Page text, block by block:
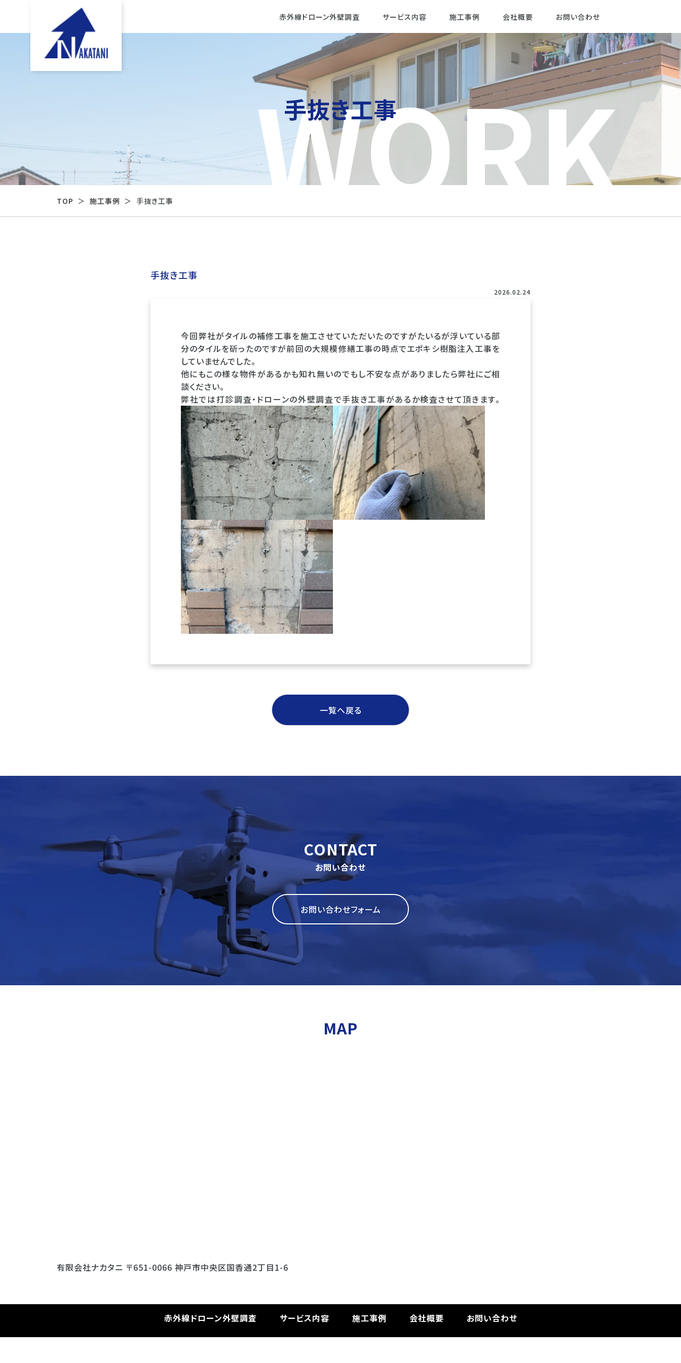
赤外線ドローン外壁調査 サービス内容 施工事例 会社概要 お問い合わせ
手抜き工事
WORK
TOP 施工事例 手抜き工事
手抜き工事
2026.02.24
今回弊社がタイルの補修工事を施工させていただいたのですがたいるが浮いている部
分のタイルを斫ったのですが前回の大規模修繕工事の時点でエポキシ樹脂注入工事を
していませんでした。
他にもこの様な物件があるかも知れ無いのでもし不安な点がありましたら弊社にご相
談ください。
弊社では打診調査・ドローンの外壁調査で手抜き工事があるか検査させて頂きます。
一覧へ戻る
CONTACT
お問い合わせ
お問い合わせフォーム
MAP
有限会社ナカタニ 〒651-0066 神戸市中央区国香通2丁目1-6
赤外線ドローン外壁調査 サービス内容 施工事例 会社概要 お問い合わせ